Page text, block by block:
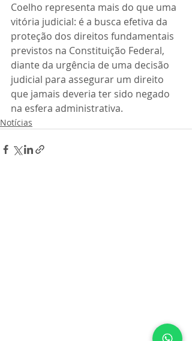
Coelho representa mais do que uma
vitória judicial: é a busca efetiva da
proteção dos direitos fundamentais
previstos na Constituição Federal,
diante da urgência de uma decisão
judicial para assegurar um direito
que jamais deveria ter sido negado
na esfera administrativa.
Notícias